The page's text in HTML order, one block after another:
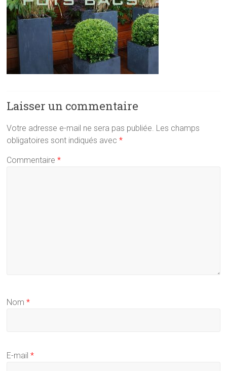
Laisser un commentaire
Votre adresse e-mail ne sera pas publiée. Les champs
obligatoires sont indiqués avec*
Commentaire*
Nom*
E-mail*